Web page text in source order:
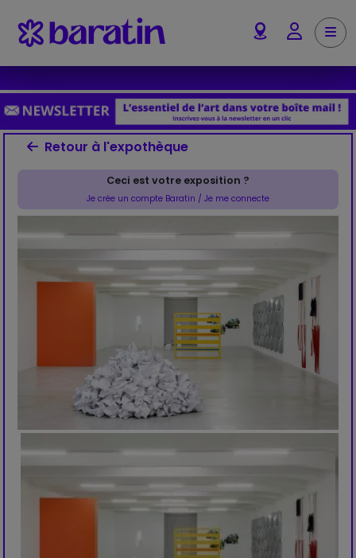
Account
Retour à l'expothèque
Ceci est votre exposition ?
Je crée un compte Baratin / Je me connecte